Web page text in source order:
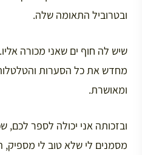
ובטרוביל התאומה שלה.
שיש לה חוף ים שאני מכורה
מחדש את כל הסערות
ומאושרת.
ובזכותה אני יכולה לספר
מסמנים לי שלא טוב לי